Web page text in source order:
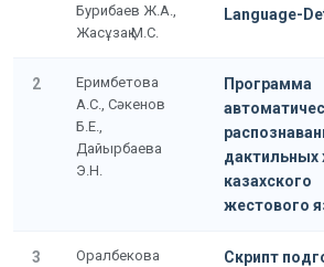
Бурибаев Ж.А.,
Жасұзақ М.С.
Language-
2
Еримбетова
А.С., Сәкенов
Б.Е.,
Дайырбаева
Э.Н.
Программа
дактильных
казахского
жестового
3
Оралбекова
Скрипт